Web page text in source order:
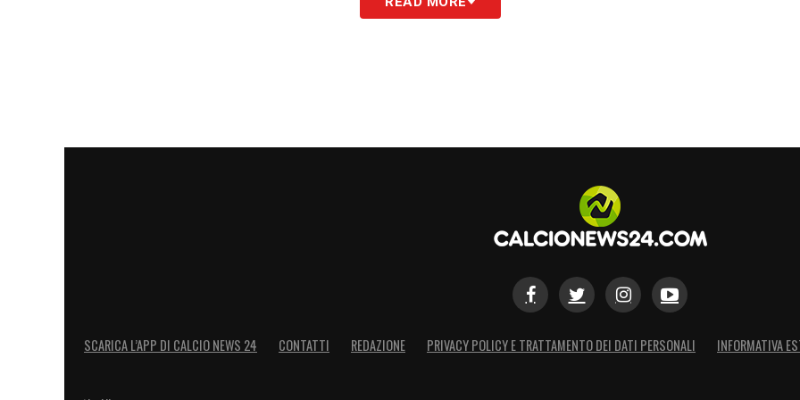
SCARICA L’APP DI CALCIO NEWS 24 CONTATTI REDAZIONE PRIVACY POLICY E TRATTAMENTO DEI DATI PERSONALI INFORMATIVA